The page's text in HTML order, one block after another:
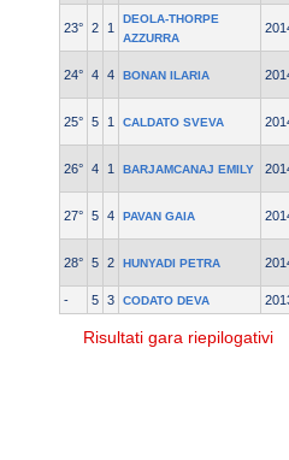
23° 2 1
DEOLA-THORPE
AZZURRA
24° 4 4 BONAN ILARIA
25° 5 1 CALDATO SVEVA
26° 4 1 BARJAMCANAJ EMILY
27° 5 4 PAVAN GAIA
28° 5 2 HUNYADI PETRA
- 5 3 CODATO DEVA
Risultati gara riepilogativi